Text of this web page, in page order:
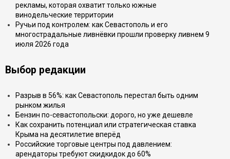
рекламы, которая охватит только южные
винодельческие территории
Ручьи под контролем: как Севастополь и его
многострадальные ливнёвки прошли проверку ливнем 9
июля 2026 года
Выбор редакции
Разрыв в 56%: как Севастополь перестал быть одним
рынком жилья
Бензин по-севастопольски: дорого, но уже дешевле
Как сохранить потенциал или стратегическая ставка
Крыма на десятилетие вперёд
Российские торговые центры под давлением:
арендаторы требуют скидкидок до 60%